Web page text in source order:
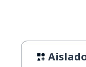
Aislado